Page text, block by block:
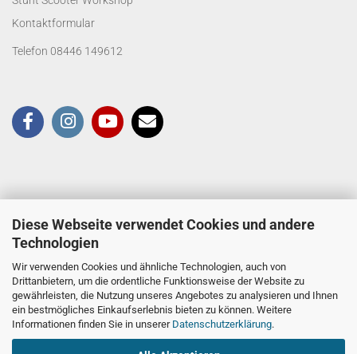
Diese Webseite verwendet Cookies und andere
Technologien
Wir verwenden Cookies und ähnliche Technologien, auch von
Drittanbietern, um die ordentliche Funktionsweise der Website zu
gewährleisten, die Nutzung unseres Angebotes zu analysieren und Ihnen
ein bestmögliches Einkaufserlebnis bieten zu können. Weitere
Informationen finden Sie in unserer Datenschutzerklärung.
Kontaktformular
Telefon 08446 149612